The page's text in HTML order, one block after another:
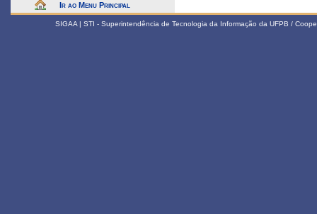
Ir ao Menu Principal
SIGAA | STI - Superintendência de Tecnologia da Informação da UFPB /